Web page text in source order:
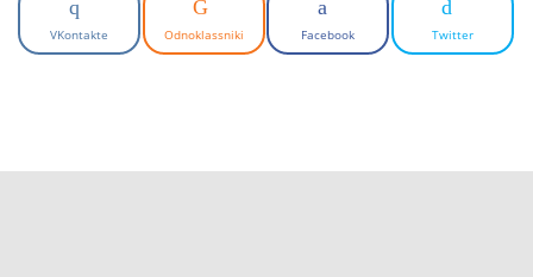
VKontakte Odnoklassniki Facebook Twitter